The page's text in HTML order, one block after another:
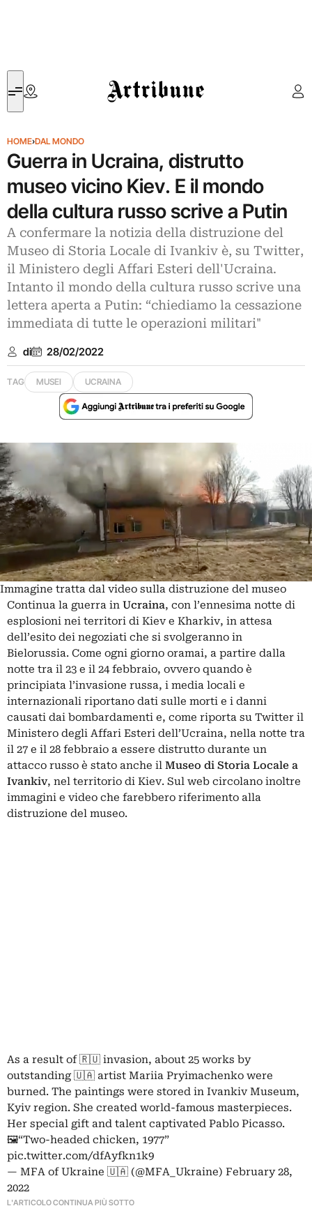
Artribune
HOME›DAL MONDO
Guerra in Ucraina, distrutto
museo vicino Kiev. E il mondo
della cultura russo scrive a Putin
A confermare la notizia della distruzione del
Museo di Storia Locale di Ivankiv è, su Twitter,
il Ministero degli Affari Esteri dell'Ucraina.
Intanto il mondo della cultura russo scrive una
lettera aperta a Putin: “chiediamo la cessazione
immediata di tutte le operazioni militari"
di 28/02/2022
TAG MUSEI UCRAINA
Immagine tratta dal video sulla distruzione del museo
Continua la guerra in Ucraina, con l’ennesima notte di
esplosioni nei territori di Kiev e Kharkiv, in attesa
dell’esito dei negoziati che si svolgeranno in
Bielorussia. Come ogni giorno oramai, a partire dalla
notte tra il 23 e il 24 febbraio, ovvero quando è
principiata l’invasione russa, i media locali e
internazionali riportano dati sulle morti e i danni
causati dai bombardamenti e, come riporta su Twitter il
Ministero degli Affari Esteri dell’Ucraina, nella notte tra
il 27 e il 28 febbraio a essere distrutto durante un
attacco russo è stato anche il Museo di Storia Locale a
Ivankiv, nel territorio di Kiev. Sul web circolano inoltre
immagini e video che farebbero riferimento alla
distruzione del museo.
As a result of 🇷🇺 invasion, about 25 works by
outstanding 🇺🇦 artist Mariia Pryimachenko were
burned. The paintings were stored in Ivankiv Museum,
Kyiv region. She created world-famous masterpieces.
Her special gift and talent captivated Pablo Picasso.
🖼️“Two-headed chicken, 1977”
pic.twitter.com/dfAyfkn1k9
— MFA of Ukraine 🇺🇦 (@MFA_Ukraine) February 28,
2022
L'ARTICOLO CONTINUA PIÙ SOTTO